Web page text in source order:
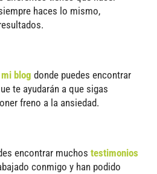
haces lo mismo,
mi blog donde puedes encontrar
te ayudarán a que sigas
freno a la ansiedad.
encontrar muchos testimonios
conmigo y han podido